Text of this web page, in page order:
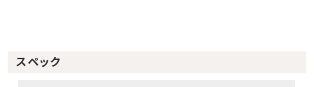
スペック